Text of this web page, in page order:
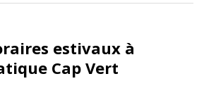
estivaux à
Cap Vert